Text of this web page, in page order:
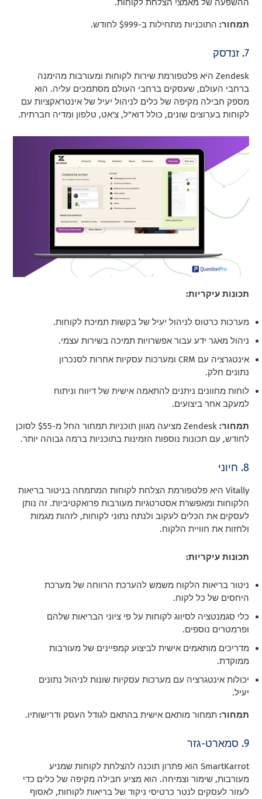
ההשפעה של מאמצי הצלחת לקוחות.
תמחור: התוכניות מתחילות ב-$999 לחודש.
7. זנדסק
Zendesk היא פלטפורמת שירות לקוחות ומעורבות מהימנה
ברחבי העולם, שעסקים ברחבי העולם מסתמכים עליה. הוא
מספק חבילה מקיפה של כלים לניהול יעיל של אינטראקציות עם
לקוחות בערוצים שונים, כולל דוא"ל, צ'אט, טלפון ומדיה חברתית.
תכונות עיקריות:
מערכות כרטוס לניהול יעיל של בקשות תמיכת לקוחות.
ניהול מאגר ידע עבור אפשרויות תמיכה בשירות עצמי.
אינטגרציה עם CRM ומערכות עסקיות אחרות לסנכרון
נתונים חלק.
לוחות מחוונים ניתנים להתאמה אישית של דיווח וניתוח
למעקב אחר ביצועים.
תמחור:
Zendesk מציעה מגוון תוכניות תמחור החל מ-$55 לסוכן
לחודש, עם תכונות נוספות הזמינות בתוכניות ברמה גבוהה יותר.
8. חיוני
Vitally היא פלטפורמת הצלחת לקוחות המתמחה בניטור בריאות
הלקוחות ומאפשרת אסטרטגיות מעורבות פרואקטיביות. זה נותן
לעסקים את הכלים לעקוב ולנתח נתוני לקוחות, לזהות מגמות
ולחזות את חוויית הלקוח.
תכונות עיקריות:
ניטור בריאות הלקוח משמש להערכת הרווחה של מערכת
היחסים של כל לקוח.
כלי סגמנטציה לסיווג לקוחות על פי ציוני הבריאות שלהם
ופרמטרים נוספים.
מדריכים מותאמים אישית לביצוע קמפיינים של מעורבות
ממוקדת.
יכולות אינטגרציה עם מערכות עסקיות שונות לניהול נתונים
יעיל.
תמחור: תמחור מותאם אישית בהתאם לגודל העסק ודרישותיו.
9. סמארט-גזר
SmartKarrot הוא פתרון תוכנה להצלחת לקוחות שמניע
מעורבות, שימור וצמיחה. הוא מציע חבילה מקיפה של כלים כדי
לעזור לעסקים לנטר כרטיסי ניקוד של בריאות לקוחות, לאסוף